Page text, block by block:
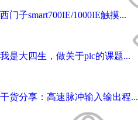
西门子smart700IE/1000IE触摸...
我是大四生，做关于plc的课题...
干货分享：高速脉冲输入输出程...